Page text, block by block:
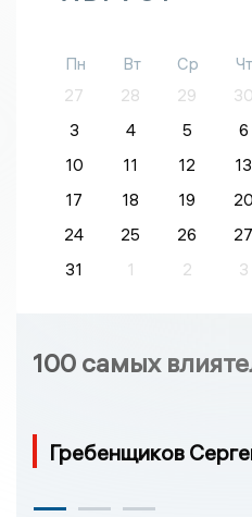
Пн Вт Ср Чт
27
28 29 30
3
4 5 6
10
11 12 13
17
18 19 20
24
25 26 27
31
1 2 3
100 самых
Гребенщиков